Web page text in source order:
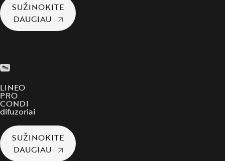
SUŽINOKITE
DAUGIAU
LINEO
PRO
CONDI
difuzoriai
SUŽINOKITE
DAUGIAU